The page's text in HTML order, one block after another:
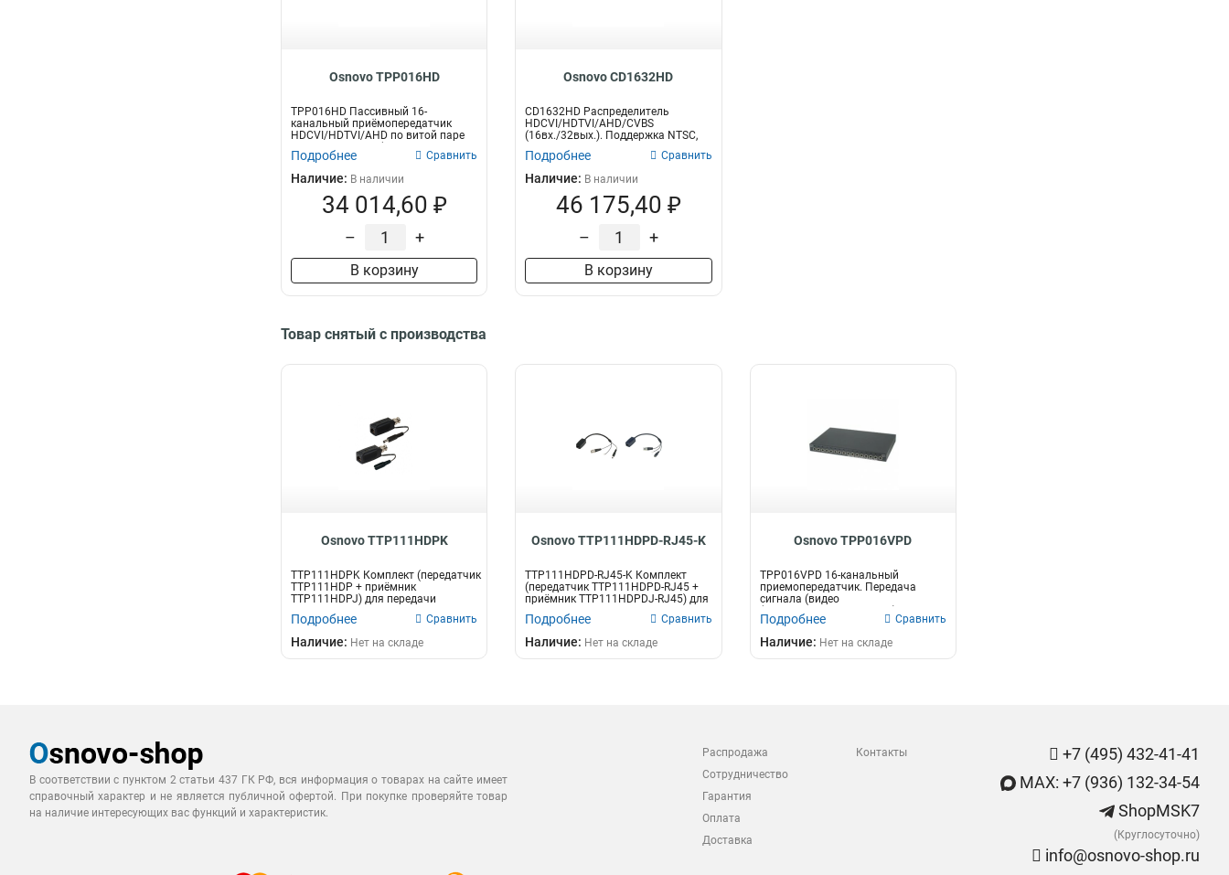
Osnovo TPP016HD
TPP016HD Пассивный 16-
канальный приёмопередатчик
HDCVI/HDTVI/AHD по витой паре
CAT5e/6 до 300м(...
Подробнее Сравнить
Наличие: В наличии
34 014,60 ₽
– +
В корзину
Osnovo CD1632HD
CD1632HD Распределитель
HDCVI/HDTVI/AHD/CVBS
(16вх./32вых.). Поддержка NTSC,
PAL. Разрешение до...
Подробнее Сравнить
Наличие: В наличии
46 175,40 ₽
– +
В корзину
Товар снятый с производства
Osnovo TTP111HDPK
TTP111HDPK Комплект (передатчик
TTP111HDP + приёмник
TTP111HDPJ) для передачи
HDCVI/HDTVI/AHD и...
Подробнее Сравнить
Наличие: Нет на складе
Osnovo TTP111HDPD-RJ45-K
TTP111HDPD-RJ45-K Комплект
(передатчик TTP111HDPD-RJ45 +
приёмник TTP111HDPDJ-RJ45) для
передач...
Подробнее Сравнить
Наличие: Нет на складе
Osnovo TPP016VPD
TPP016VPD 16-канальный
приемопередатчик. Передача
сигнала (видео
(HDCVI/HDTVI/AHD/CVBS), питани...
Подробнее Сравнить
Наличие: Нет на складе
В соответствии с пунктом 2 статьи 437 ГК РФ, вся информация о товарах на сайте имеет
справочный характер и не является публичной офертой. При покупке проверяйте товар
на наличие интересующих вас функций и характеристик.
Распродажа
Сотрудничество
Гарантия
Оплата
Доставка
Контакты
+7 (495) 432-41-41
MAX: +7 (936) 132-34-54
ShopMSK7
(Круглосуточно)
info@osnovo-shop.ru